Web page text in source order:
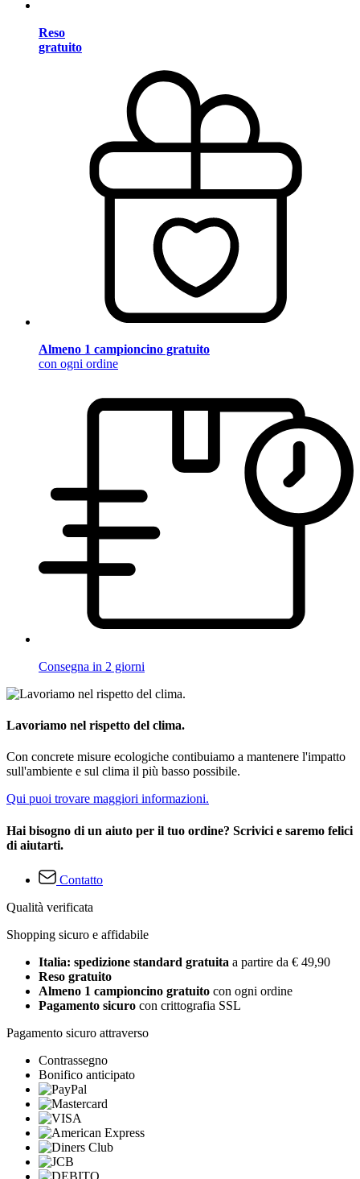
Reso
gratuito
Almeno 1 campioncino gratuito
con ogni ordine
Consegna in 2 giorni
Lavoriamo nel rispetto del clima.
Con concrete misure ecologiche contibuiamo a mantenere l'impatto
sull'ambiente e sul clima il più basso possibile.
Qui puoi trovare maggiori informazioni.
Hai bisogno di un aiuto per il tuo ordine? Scrivici e saremo felici
di aiutarti.
Contatto
Qualità verificata
Shopping sicuro e affidabile
Italia: spedizione standard gratuita a partire da € 49,90
Reso gratuito
Almeno 1 campioncino gratuito con ogni ordine
Pagamento sicuro con crittografia SSL
Pagamento sicuro attraverso
Contrassegno
Bonifico anticipato